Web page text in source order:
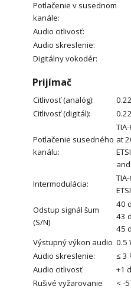
Potlačenie v susednom
kanále:
Audio citlivosť:
Audio skreslenie:
Digitálny vokodér:
Prijímač
Citlivosť (analóg):
Citlivosť (digitál):
Potlačenie susedného
kanálu:
at
Intermodulácia:
Odstup signál šum
(S/N)
40
43
45
Výstupný výkon audio 0.5
Audio skreslenie:
≤ 3
Audio citlivosť
+1
Rušivé vyžarovanie
< -